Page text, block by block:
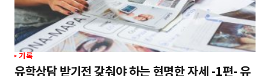
기록
유학상담 받기전 갖춰야 하는 현명한 자세 -1편- 유